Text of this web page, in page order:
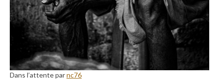
Dans l’attente parnc76